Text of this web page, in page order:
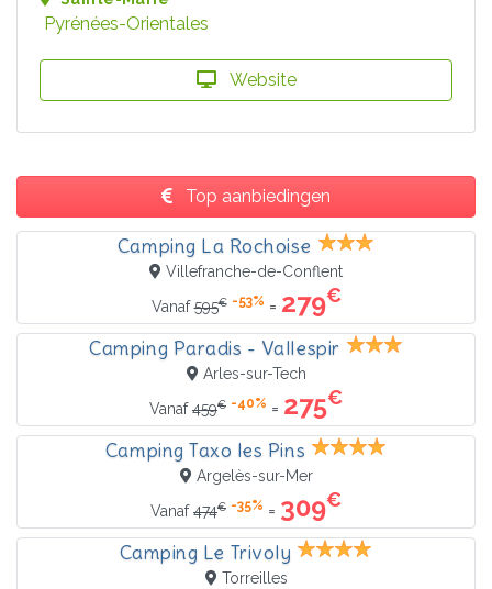
Pyrénées-Orientales
Website
Top aanbiedingen
Camping La Rochoise
Villefranche-de-Conflent
Vanaf595€ -53% = 279€
Camping Paradis - Vallespir
Arles-sur-Tech
Vanaf459€ -40% = 275€
Camping Taxo les Pins
Argelès-sur-Mer
Vanaf474€ -35% = 309€
Camping Le Trivoly
Torreilles